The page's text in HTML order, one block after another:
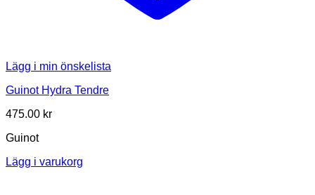
Lägg i min önskelista
Guinot Hydra Tendre
475.00 kr
Guinot
Lägg i varukorg